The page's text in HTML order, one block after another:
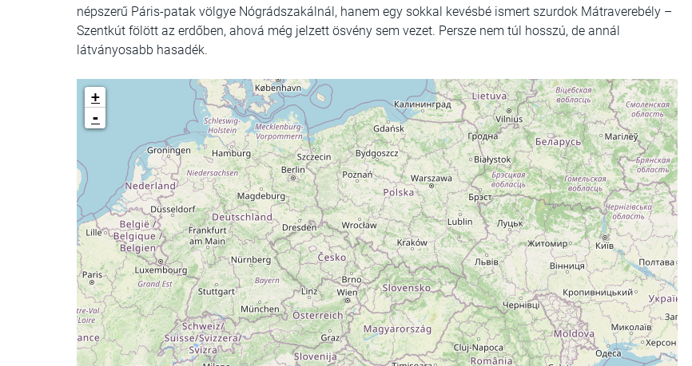
népszerű Páris-patak völgye Nógrádszakálnál, hanem egy sokkal kevésbé ismert szurdok Mátraverebély –
Szentkút fölött az erdőben, ahová még jelzett ösvény sem vezet. Persze nem túl hosszú, de annál
látványosabb hasadék.
+
-